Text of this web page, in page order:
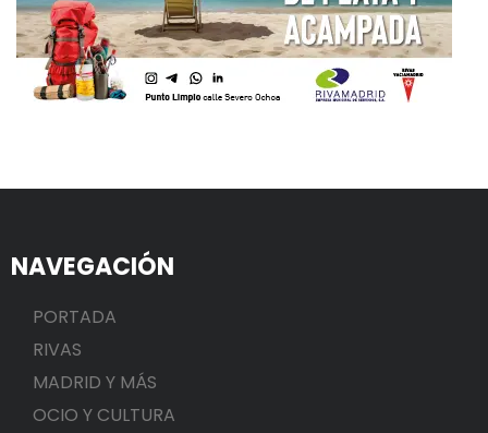
NAVEGACIÓN
PORTADA
RIVAS
MADRID Y MÁS
OCIO Y CULTURA